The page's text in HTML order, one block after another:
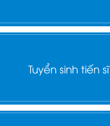
Tuyển sinh tiến sĩ